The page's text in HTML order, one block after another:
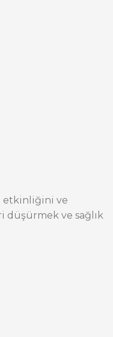
etkinliğini ve
düşürmek ve sağlık